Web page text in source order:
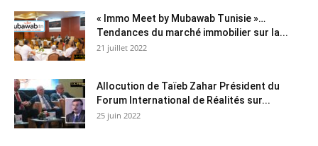
« Immo Meet by Mubawab Tunisie »…
Tendances du marché immobilier sur la...
21 juillet 2022
Allocution de Taïeb Zahar Président du
Forum International de Réalités sur...
25 juin 2022